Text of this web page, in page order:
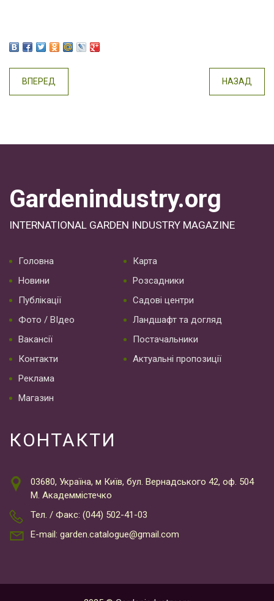
ВПЕРЕД НАЗАД
Gardenindustry.org
INTERNATIONAL GARDEN INDUSTRY MAGAZINE
Головна
Новини
Публікації
Фото / ВІдео
Вакансії
Контакти
Реклама
Магазин
Карта
Розсадники
Садові центри
Ландшафт та догляд
Постачальники
Актуальні пропозиції
КОНТАКТИ
03680, Україна, м Київ, бул. Вернадського 42, оф. 504
М. Академмістечко
Тел. / Факс: (044) 502-41-03
E-mail: garden.catalogue@gmail.com